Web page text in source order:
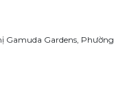
Gamuda Gardens, Phường